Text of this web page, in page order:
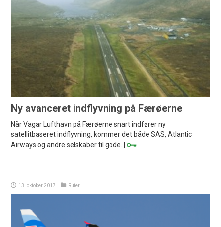
Ny avanceret indflyvning på Færøerne
Når Vagar Lufthavn på Færøerne snart indfører ny
satellitbaseret indflyvning, kommer det både SAS, Atlantic
Airways og andre selskaber til gode. |
13. oktober 2017 Ruter